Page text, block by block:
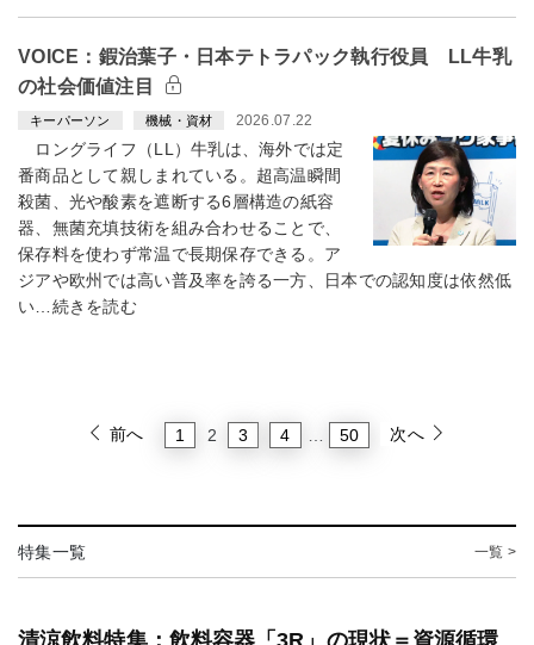
VOICE：鍜治葉子・日本テトラパック執行役員 LL牛乳
の社会価値注目
キーパーソン 機械・資材 2026.07.22
ロングライフ（LL）牛乳は、海外では定
番商品として親しまれている。超高温瞬間
殺菌、光や酸素を遮断する6層構造の紙容
器、無菌充填技術を組み合わせることで、
保存料を使わず常温で長期保存できる。ア
ジアや欧州では高い普及率を誇る一方、日本での認知度は依然低
い…続きを読む
前へ 1 2 3 4 50 次へ
特集一覧 一覧 >